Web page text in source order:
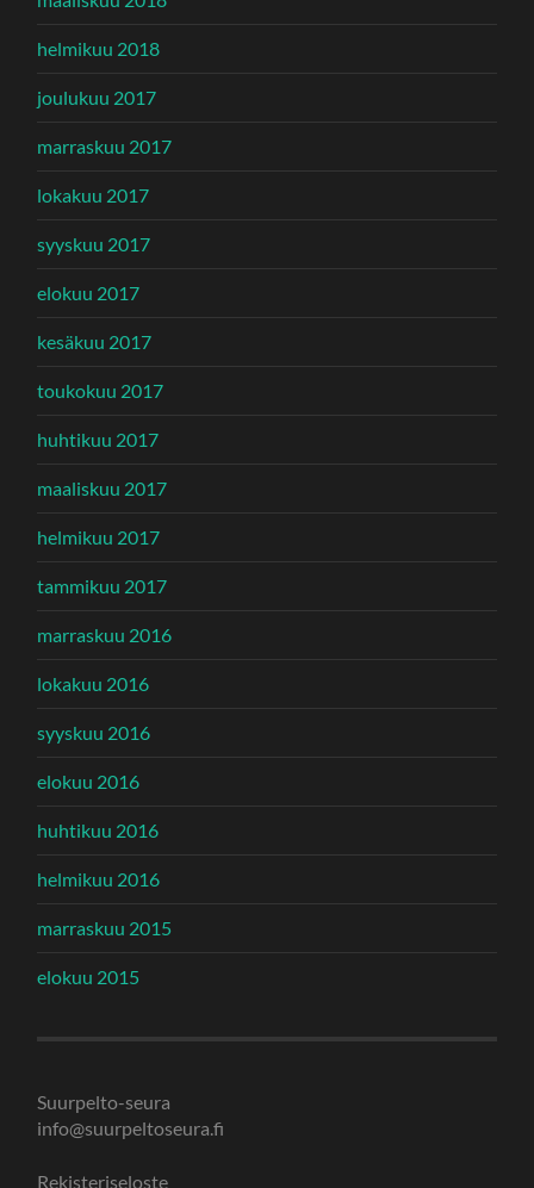
helmikuu 2018
joulukuu 2017
marraskuu 2017
lokakuu 2017
syyskuu 2017
elokuu 2017
kesäkuu 2017
toukokuu 2017
huhtikuu 2017
maaliskuu 2017
helmikuu 2017
tammikuu 2017
marraskuu 2016
lokakuu 2016
syyskuu 2016
elokuu 2016
huhtikuu 2016
helmikuu 2016
marraskuu 2015
elokuu 2015
Suurpelto-seura
info@suurpeltoseura.fi
Rekisteriseloste